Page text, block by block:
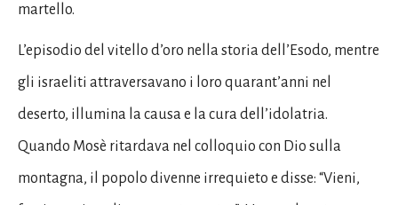
martello.
L’episodio del vitello d’oro nella storia dell’Esodo, mentre
gli israeliti attraversavano i loro quarant’anni nel
deserto, illumina la causa e la cura dell’idolatria.
Quando Mosè ritardava nel colloquio con Dio sulla
montagna, il popolo divenne irrequieto e disse: “Vieni,